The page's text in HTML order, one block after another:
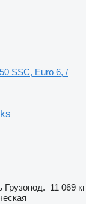
SSC, Euro 6, /
Грузопод. 11 069 кг